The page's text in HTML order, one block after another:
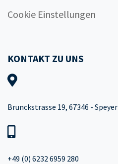
Cookie Einstellungen
KONTAKT ZU UNS
Brunckstrasse 19, 67346 - Speyer
+49 (0) 6232 6959 280